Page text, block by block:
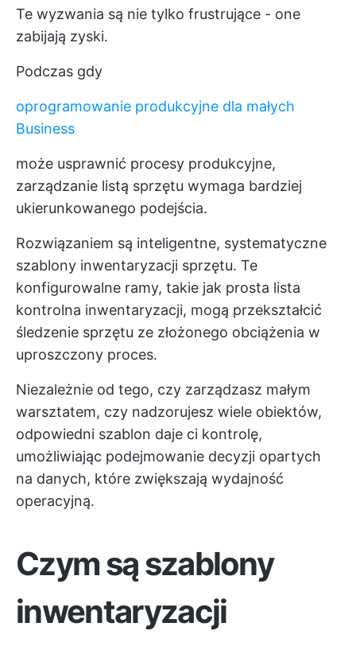
Te wyzwania są nie tylko frustrujące - one
zabijają zyski.
Podczas gdy
oprogramowanie produkcyjne dla małych
Business
może usprawnić procesy produkcyjne,
zarządzanie listą sprzętu wymaga bardziej
ukierunkowanego podejścia.
Rozwiązaniem są inteligentne, systematyczne
szablony inwentaryzacji sprzętu. Te
konfigurowalne ramy, takie jak prosta lista
kontrolna inwentaryzacji, mogą przekształcić
śledzenie sprzętu ze złożonego obciążenia w
uproszczony proces.
Niezależnie od tego, czy zarządzasz małym
warsztatem, czy nadzorujesz wiele obiektów,
odpowiedni szablon daje ci kontrolę,
umożliwiając podejmowanie decyzji opartych
na danych, które zwiększają wydajność
operacyjną.
Czym są szablony
inwentaryzacji